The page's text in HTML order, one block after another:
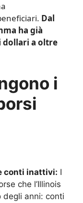
Dal
ha già
dollari a oltre
i
conti inattivi: I
che l’Illinois
degli anni: conti